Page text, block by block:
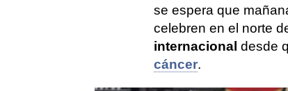
se espera que
celebren en el norte
internacional desde
cáncer.